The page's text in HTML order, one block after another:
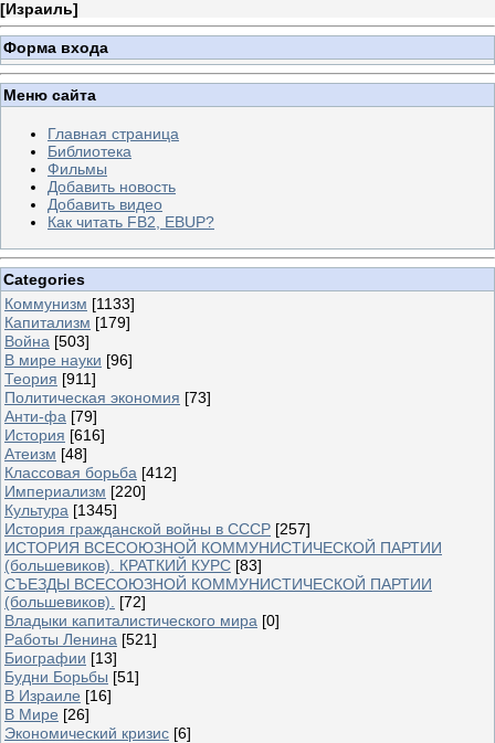
[Израиль]
Форма входа
Меню сайта
Главная страница
Библиотека
Фильмы
Добавить новость
Добавить видео
Как читать FB2, EBUP?
Categories
Коммунизм [1133]
Капитализм [179]
Война [503]
В мире науки [96]
Теория [911]
Политическая экономия [73]
Анти-фа [79]
История [616]
Атеизм [48]
Классовая борьба [412]
Империализм [220]
Культура [1345]
История гражданской войны в СССР [257]
ИСТОРИЯ ВСЕСОЮЗНОЙ КОММУНИСТИЧЕСКОЙ ПАРТИИ
(большевиков). КРАТКИЙ КУРС [83]
СЪЕЗДЫ ВСЕСОЮЗНОЙ КОММУНИСТИЧЕСКОЙ ПАРТИИ
(большевиков).
[72]
Владыки капиталистического мира [0]
Работы Ленина [521]
Биографии [13]
Будни Борьбы [51]
В Израиле [16]
В Мире [26]
Экономический кризис [6]